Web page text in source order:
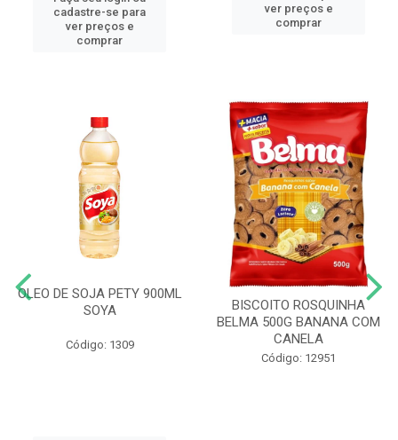
cadastre-se para
ver preços e
comprar
ver preços e
comprar
OLEO DE SOJA PETY 900ML
SOYA
Código: 1309
BISCOITO ROSQUINHA
BELMA 500G BANANA COM
CANELA
Código: 12951